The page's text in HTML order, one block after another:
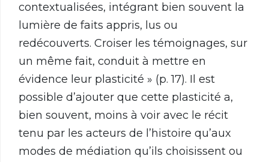
contextualisées, intégrant bien souvent la
lumière de faits appris, lus ou
redécouverts. Croiser les témoignages, sur
un même fait, conduit à mettre en
évidence leur plasticité » (p. 17). Il est
possible d’ajouter que cette plasticité a,
bien souvent, moins à voir avec le récit
tenu par les acteurs de l’histoire qu’aux
modes de médiation qu’ils choisissent ou